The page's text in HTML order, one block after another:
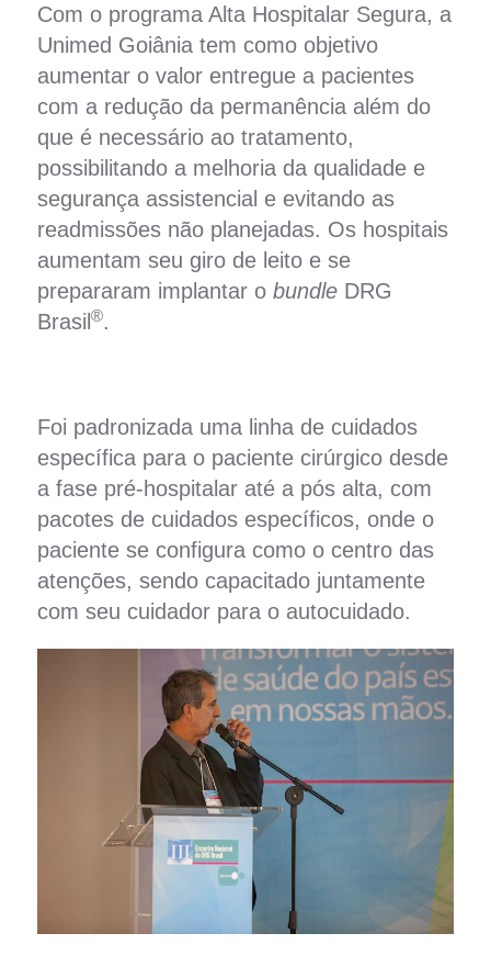
Com o programa Alta Hospitalar Segura, a
Unimed Goiânia tem como objetivo
aumentar o valor entregue a pacientes
com a redução da permanência além do
que é necessário ao tratamento,
possibilitando a melhoria da qualidade e
segurança assistencial e evitando as
readmissões não planejadas. Os hospitais
aumentam seu giro de leito e se
prepararam implantar o bundle DRG
Brasil ®.
Foi padronizada uma linha de cuidados
específica para o paciente cirúrgico desde
a fase pré-hospitalar até a pós alta, com
pacotes de cuidados específicos, onde o
paciente se configura como o centro das
atenções, sendo capacitado juntamente
com seu cuidador para o autocuidado.